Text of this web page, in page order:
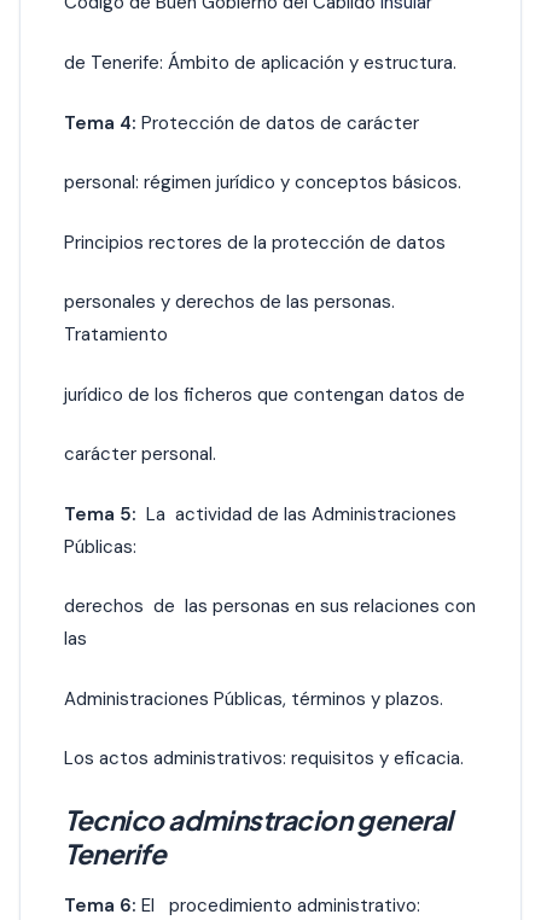
de Tenerife: Ámbito de aplicación y estructura.
Tema 4: Protección de datos de carácter
personal: régimen jurídico y conceptos básicos.
Principios rectores de la protección de datos
personales y derechos de las personas.
Tratamiento
jurídico de los ficheros que contengan datos de
carácter personal.
Tema 5: La actividad de las Administraciones
Públicas:
derechos de las personas en sus relaciones con
las
Administraciones Públicas, términos y plazos.
Los actos administrativos: requisitos y eficacia.
Tecnico adminstracion general
Tenerife
Tema 6: El procedimiento administrativo: